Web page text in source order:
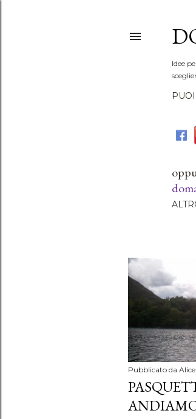
Idee
P
o
s
t
Pubblicato da